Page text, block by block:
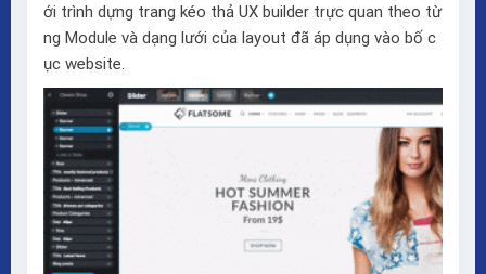
ới trình dựng trang kéo thả UX builder trực quan theo từ
ng Module và dạng lưới của layout đã áp dụng vào bố c
ục website.